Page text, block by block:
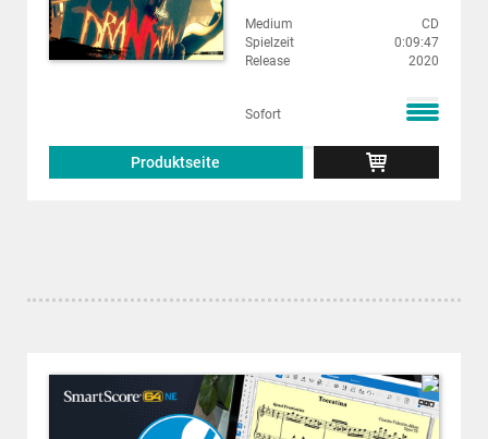
Medium
CD
Spielzeit
0:09:47
Release
2020
Sofort
Produktseite